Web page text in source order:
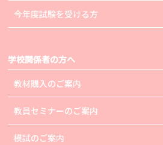
今年度試験を受ける方
学校関係者の方へ
教材購入のご案内
教員セミナーのご案内
模試のご案内